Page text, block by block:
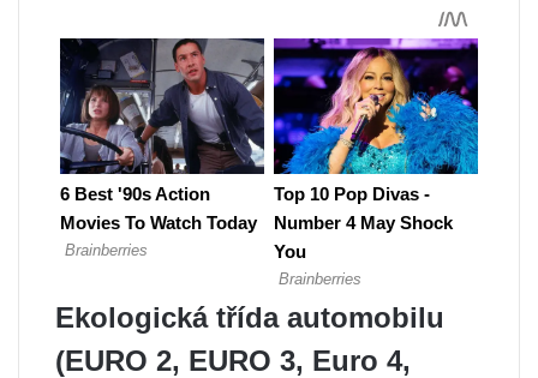
Ekologická třída automobilu
(EURO 2, EURO 3, Euro 4,